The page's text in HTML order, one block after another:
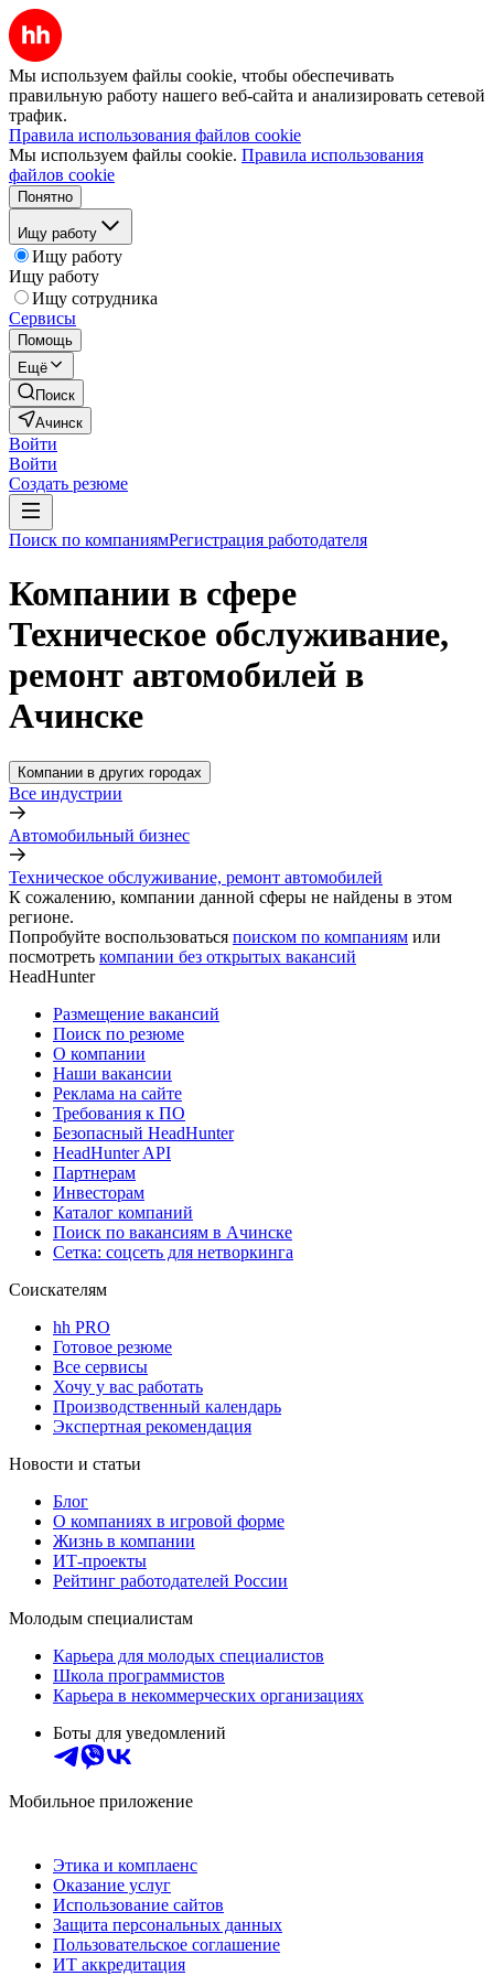
Мы используем файлы cookie, чтобы обеспечивать
правильную работу нашего веб-сайта и анализировать сетевой
трафик.
Правила использования файлов cookie
Мы используем файлы cookie. Правила использования
файлов cookie
Понятно
Ищу работу
Ищу работу
Ищу работу
Ищу сотрудника
Сервисы
Помощь
Ещё
Поиск
Ачинск
Войти
Войти
Создать резюме
Поиск по компаниямРегистрация работодателя
Компании в сфере
Техническое обслуживание,
ремонт автомобилей в
Ачинске
Компании в других городах
Все индустрии
Автомобильный бизнес
Техническое обслуживание, ремонт автомобилей
К сожалению, компании данной сферы не найдены в этом
регионе.
Попробуйте воспользоваться поиском по компаниям или
посмотреть компании без открытых вакансий
HeadHunter
Размещение вакансий
Поиск по резюме
О компании
Наши вакансии
Реклама на сайте
Требования к ПО
Безопасный HeadHunter
HeadHunter API
Партнерам
Инвесторам
Каталог компаний
Поиск по вакансиям в Ачинске
Сетка: соцсеть для нетворкинга
Соискателям
hh PRO
Готовое резюме
Все сервисы
Хочу у вас работать
Производственный календарь
Экспертная рекомендация
Новости и статьи
Блог
О компаниях в игровой форме
Жизнь в компании
ИТ-проекты
Рейтинг работодателей России
Молодым специалистам
Карьера для молодых специалистов
Школа программистов
Карьера в некоммерческих организациях
Боты для уведомлений
Мобильное приложение
Этика и комплаенс
Оказание услуг
Использование сайтов
Защита персональных данных
Пользовательское соглашение
ИТ аккредитация